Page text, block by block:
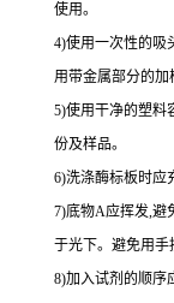
使用。
4)使用一次性的吸
用带金属部分的加
5)使用干净的塑料
份及样品。
6)洗涤酶标板时应
7)底物A应挥发,避
于光下。避免用
8)加入试剂的顺序